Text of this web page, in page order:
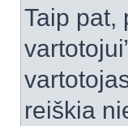
Taip pat,
reiškia